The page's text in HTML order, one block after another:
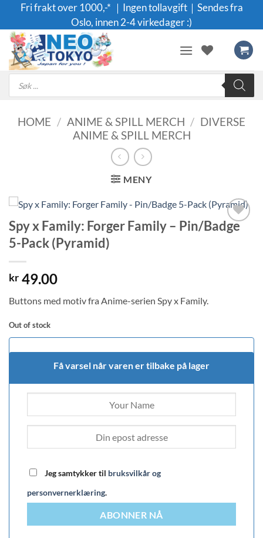
content
Fri frakt over 1000,-* ｜Ingen tollavgift｜Sendes fra
Oslo, innen 2-4 virkedager :)
Products
search
HOME / ANIME & SPILL MERCH / DIVERSE
ANIME & SPILL MERCH
MENY
Legg til i
Spy x Family: Forger Family – Pin/Badge
5-Pack (Pyramid)
kr 49.00
Buttons med motiv fra Anime-serien Spy x Family.
Out of stock
Få varsel når varen er tilbake på lager
Jeg samtykker til bruksvilkår og
personvernerklæring.
ABONNER NÅ